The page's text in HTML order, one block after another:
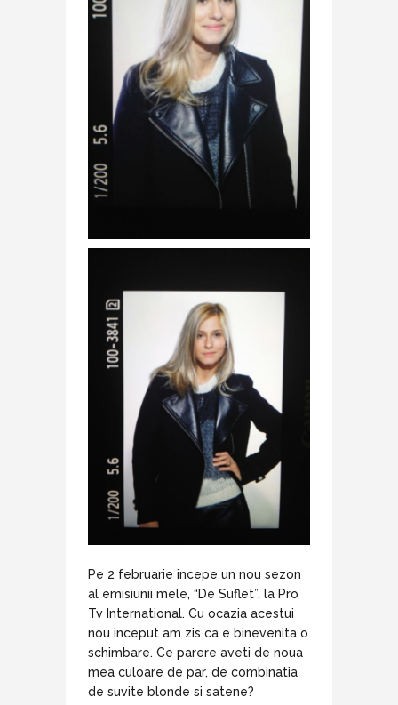
Pe 2 februarie incepe un nou sezon
al emisiunii mele, “De Suflet”, la Pro
Tv International. Cu ocazia acestui
nou inceput am zis ca e binevenita o
schimbare. Ce parere aveti de noua
mea culoare de par, de combinatia
de suvite blonde si satene?